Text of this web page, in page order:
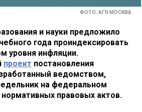
ФОТО: АГН МОСКВА
и науки предложило
года проиндексировать
уровня инфляции.
проект постановления
ведомством,
на федеральном
правовых актов.